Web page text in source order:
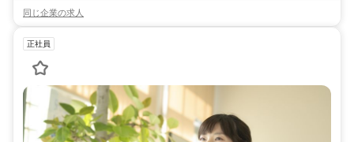
同じ企業の求人
正社員